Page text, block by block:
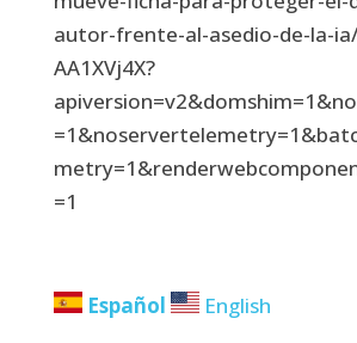
autor-frente-al-asedio-de-la-
AA1XVj4X?
=1
Español English